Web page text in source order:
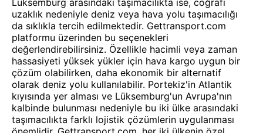
Lüksemburg arasındaki taşımacılıkta ise, coğrafi
uzaklık nedeniyle deniz veya hava yolu taşımacılığı
da sıklıkla tercih edilmektedir. Gettransport.com
platformu üzerinden bu seçenekleri
değerlendirebilirsiniz. Özellikle hacimli veya zaman
hassasiyeti yüksek yükler için hava kargo uygun bir
çözüm olabilirken, daha ekonomik bir alternatif
olarak deniz yolu kullanılabilir. Portekiz'in Atlantik
kıyısında yer alması ve Lüksemburg'un Avrupa'nın
kalbinde bulunması nedeniyle bu iki ülke arasındaki
taşımacılıkta farklı lojistik çözümlerin uygulanması